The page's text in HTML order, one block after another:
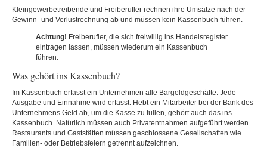
Kleingewerbetreibende und Freiberufler rechnen ihre Umsätze nach der
Gewinn- und Verlustrechnung ab und müssen kein Kassenbuch führen.
Achtung! Freiberufler, die sich freiwillig ins Handelsregister
eintragen lassen, müssen wiederum ein Kassenbuch
führen.
Was gehört ins Kassenbuch?
Im Kassenbuch erfasst ein Unternehmen alle Bargeldgeschäfte. Jede
Ausgabe und Einnahme wird erfasst. Hebt ein Mitarbeiter bei der Bank des
Unternehmens Geld ab, um die Kasse zu füllen, gehört auch das ins
Kassenbuch. Natürlich müssen auch Privatentnahmen aufgeführt werden.
Restaurants und Gaststätten müssen geschlossene Gesellschaften wie
Familien- oder Betriebsfeiern getrennt aufzeichnen.